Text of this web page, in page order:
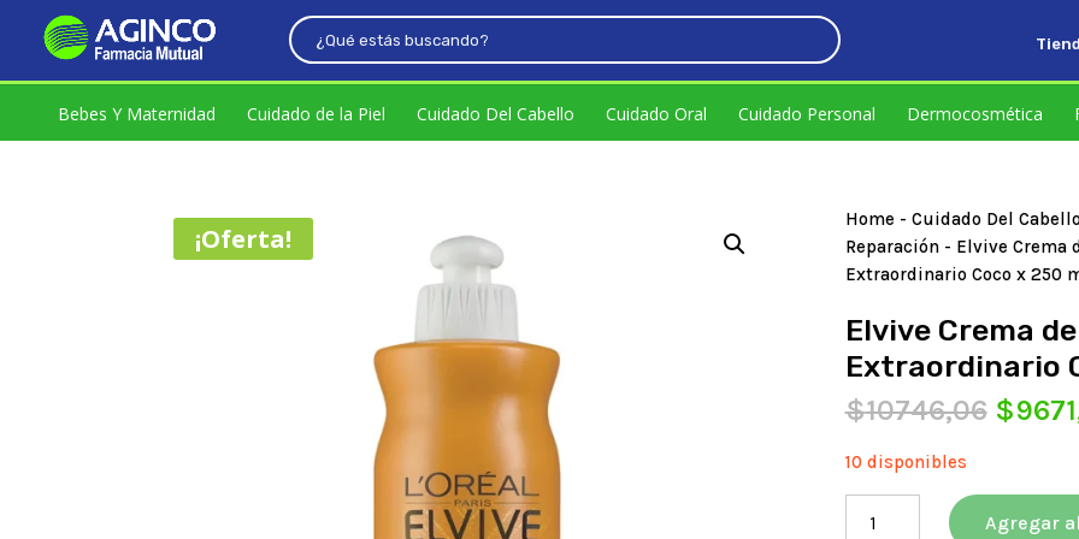
Bebes Y Maternidad Cuidado de la Piel Cuidado Del Cabello Cuidado Oral Cuidado Personal Dermocosmética
era:
$10746,06.
es:
$9671,45.
¡Oferta!
Home - Cuidado Del Cabello
Reparación- Elvive Crema
Extraordinario Coco x 250
Elvive Crema
Extraordinario
$10746,06 El
era:
$
10 disponibles
Agregar